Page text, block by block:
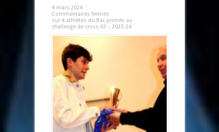
4 mars 2024
Commentaires fermés
sur 4 athlètes du Bac primés au
challenge de cross 63 – 2023-24